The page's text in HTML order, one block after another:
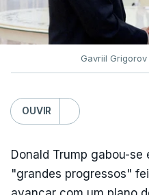
Gavriil
OUVIR
Donald Trump gabou-se
"grandes progressos"